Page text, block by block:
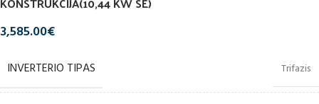
3,585.00€
INVERTERIO TIPAS Trifazis